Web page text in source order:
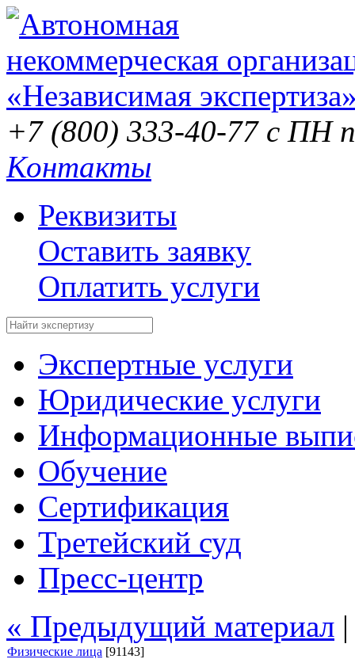
+7 (800) 333-40-77 с ПН
Контакты
Реквизиты
Оставить заявку
Оплатить услуги
Экспертные услуги
Юридические услуги
Информационные
Обучение
Сертификация
Третейский суд
Пресс-центр
« Предыдущий материал
Физические лица [91143]